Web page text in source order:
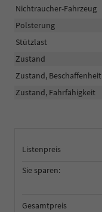
Listenpreis
Sie sparen:
Gesamtpreis
Nichtraucher-Fahrzeug
Polsterung
Stützlast
Zustand
Zustand, Beschaffenheit
Zustand, Fahrfähigkeit